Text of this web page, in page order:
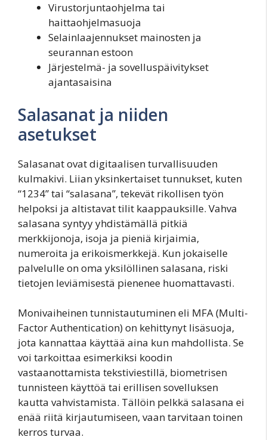
Virustorjuntaohjelma tai
haittaohjelmasuoja
Selainlaajennukset mainosten ja
seurannan estoon
Järjestelmä- ja sovelluspäivitykset
ajantasaisina
Salasanat ja niiden
asetukset
Salasanat ovat digitaalisen turvallisuuden
kulmakivi. Liian yksinkertaiset tunnukset, kuten
“1234” tai “salasana”, tekevät rikollisen työn
helpoksi ja altistavat tilit kaappauksille. Vahva
salasana syntyy yhdistämällä pitkiä
merkkijonoja, isoja ja pieniä kirjaimia,
numeroita ja erikoismerkkejä. Kun jokaiselle
palvelulle on oma yksilöllinen salasana, riski
tietojen leviämisestä pienenee huomattavasti.
Monivaiheinen tunnistautuminen eli MFA (Multi-
Factor Authentication) on kehittynyt lisäsuoja,
jota kannattaa käyttää aina kun mahdollista. Se
voi tarkoittaa esimerkiksi koodin
vastaanottamista tekstiviestillä, biometrisen
tunnisteen käyttöä tai erillisen sovelluksen
kautta vahvistamista. Tällöin pelkkä salasana ei
enää riitä kirjautumiseen, vaan tarvitaan toinen
kerros turvaa.